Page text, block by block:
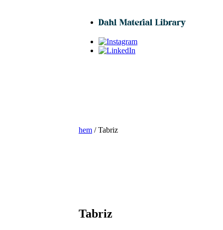
hem / Tabriz
Tabriz